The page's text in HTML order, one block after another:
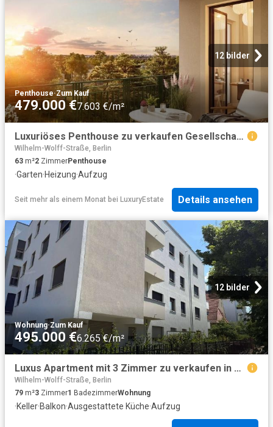
12 bilder
Penthouse·Zum Kauf
479.000 €7.603 €/m²
Luxuriöses Penthouse zu verkaufen Gesellschaftstraße, 31 / 32, Berlin
Wilhelm-Wolff-Straße, Berlin
63 m²2 ZimmerPenthouse
·Garten·Heizung·Aufzug
Seit mehr als einem Monat bei LuxuryEstate Details ansehen
12 bilder
Wohnung·Zum Kauf
495.000 €6.265 €/m²
Luxus Apartment mit 3 Zimmer zu verkaufen in Am Iderfenngraben, 13, Berlin
Wilhelm-Wolff-Straße, Berlin
79 m²3 Zimmer1 BadezimmerWohnung
·Keller·Balkon·Ausgestattete Küche·Aufzug